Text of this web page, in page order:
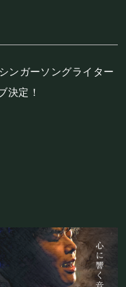
ンガーソングライター
決定！